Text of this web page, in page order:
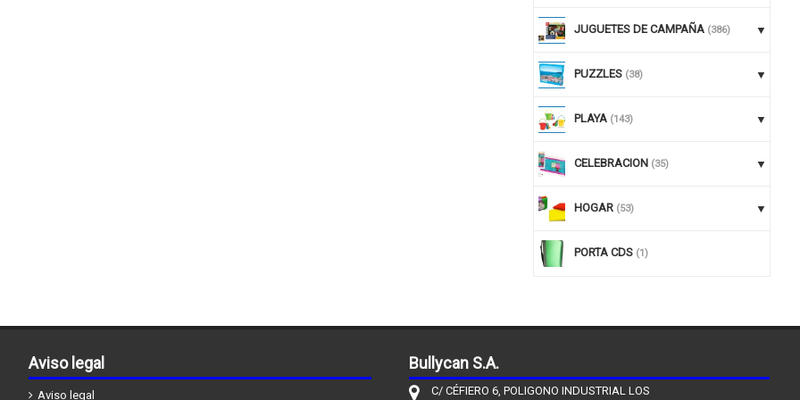
JUGUETES DE CAMPAÑA (386)
PUZZLES (38)
PLAYA (143)
CELEBRACION (35)
HOGAR (53)
PORTA CDS (1)
Aviso legal
Aviso legal
Bullycan S.A.
C/ CÉFIERO 6, POLIGONO INDUSTRIAL LOS